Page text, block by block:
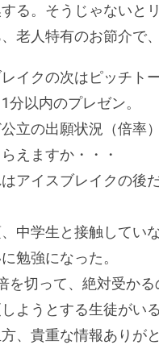
る。そうじゃないと
老人特有のお節介で
イクの次はピッチトー
以内のプレゼン。
立の出願状況（倍率
えますか・・・
アイスブレイクの後
中学生と接触してい
勉強になった。
を切って、絶対受か
ようとする生徒がい
、貴重な情報ありがと